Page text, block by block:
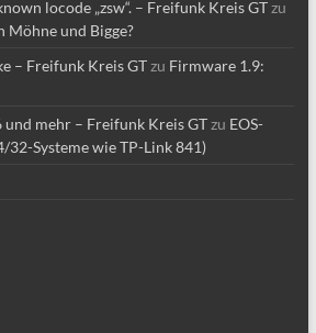
locode „zsw“. – Freifunk Kreis GTzu
Möhne und Bigge?
– Freifunk Kreis GTzu Firmware 1.9:
mehr – Freifunk Kreis GTzu EOS-
32-Systeme wie TP-Link 841)